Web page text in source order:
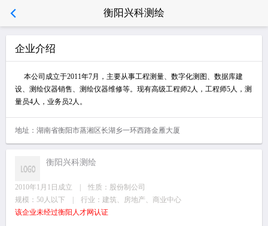
衡阳兴科测绘
企业介绍
本公司成立于2011年7月，主要从事工程测量、数字化测图、数据库建
设、测绘仪器销售、测绘仪器维修等。现有高级工程师2人，工程师5人，测
量员4人，业务员2人。
地址：湖南省衡阳市蒸湘区长湖乡一环西路金雁大厦
衡阳兴科测绘
2010年1月1日成立 | 性质：股份制公司
规模：50人以下 | 行业：建筑、房地产、商业中心
该企业未经过衡阳人才网认证